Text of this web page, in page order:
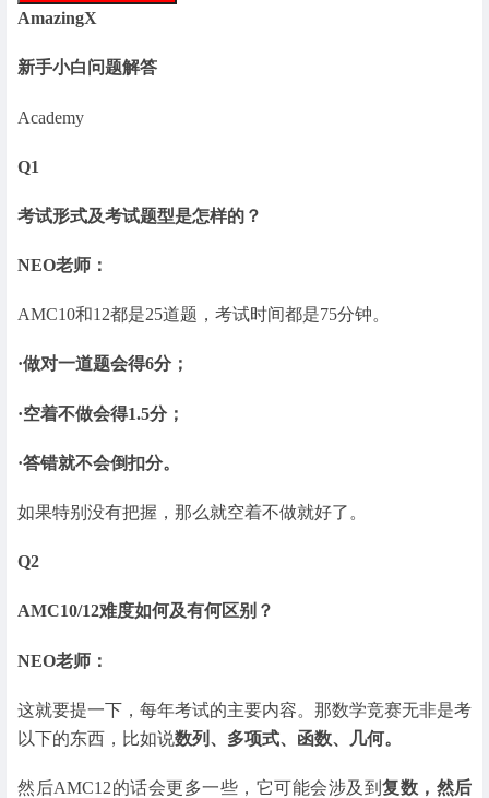
AmazingX
新手小白问题解答
Academy
Q1
考试形式及考试题型是怎样的？
NEO老师：
AMC10和12都是25道题，考试时间都是75分钟。
·做对一道题会得6分；
·空着不做会得1.5分；
·答错就不会倒扣分。
如果特别没有把握，那么就空着不做就好了。
Q2
AMC10/12难度如何及有何区别？
NEO老师：
这就要提一下，每年考试的主要内容。那数学竞赛无非是考
以下的东西，比如说数列、多项式、函数、几何。
然后AMC12的话会更多一些，它可能会涉及到 复数，然后